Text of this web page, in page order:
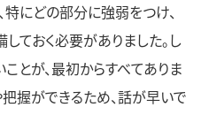
特にどの部分に強弱をつけ、
ておく必要がありました。し
とが、最初からすべてありま
握ができるため、話が早いで